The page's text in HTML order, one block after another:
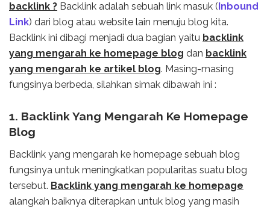
backlink ? Backlink adalah sebuah link masuk ( Inbound
Link) dari blog atau website lain menuju blog kita.
Backlink ini dibagi menjadi dua bagian yaitu backlink
yang mengarah ke homepage blog dan backlink
yang mengarah ke artikel blog. Masing-masing
fungsinya berbeda, silahkan simak dibawah ini :
1. Backlink Yang Mengarah Ke Homepage
Blog
Backlink yang mengarah ke homepage sebuah blog
fungsinya untuk meningkatkan popularitas suatu blog
tersebut. Backlink yang mengarah ke homepage
alangkah baiknya diterapkan untuk blog yang masih